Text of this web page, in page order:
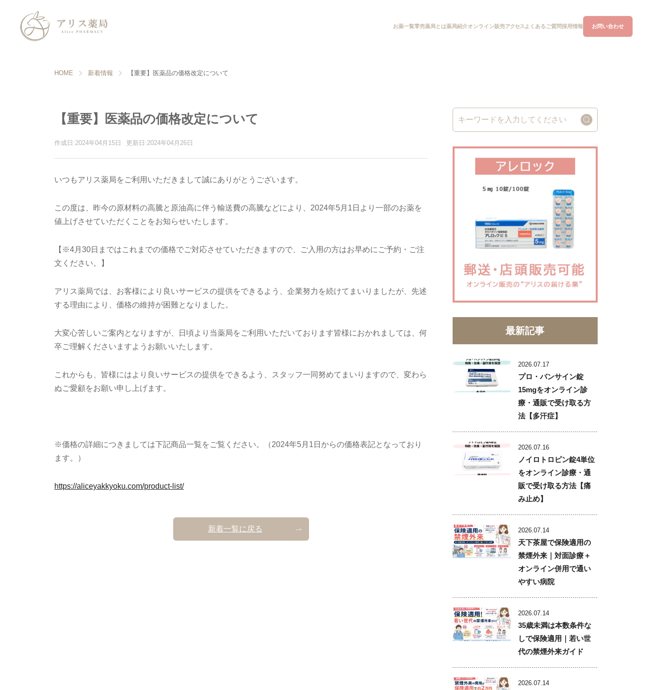
お薬一覧零売薬局とは薬局紹介オンライン販売アクセス よくあるご質問採用情報 お問い合わせ
HOME 新着情報 【重要】医薬品の価格改定について
【重要】医薬品の価格改定について
作成日:2024年04月15日 更新日:2024年04月26日
いつもアリス薬局をご利用いただきまして誠にありがとうございます。
この度は、昨今の原材料の高騰と原油高に伴う輸送費の高騰などにより、2024年5月1日より一部のお薬を
値上げさせていただくことをお知らせいたします。
【※4月30日まではこれまでの価格でご対応させていただきますので、ご入用の方はお早めにご予約・ご注
文ください。】
アリス薬局では、お客様により良いサービスの提供をできるよう、企業努力を続けてまいりましたが、先述
する理由により、価格の維持が困難となりました。
大変心苦しいご案内となりますが、日頃より当薬局をご利用いただいております皆様におかれましては、何
卒ご理解くださいますようお願いいたします。
これからも、皆様にはより良いサービスの提供をできるよう、スタッフ一同努めてまいりますので、変わら
ぬご愛顧をお願い申し上げます。
※価格の詳細につきましては下記商品一覧をご覧ください。（2024年5月1日からの価格表記となっており
ます。）
https://aliceyakkyoku.com/product-list/
新着一覧に戻る
最新記事
2026.07.17
プロ・バンサイン錠
15mgをオンライン診
療・通販で受け取る方
法【多汗症】
2026.07.16
ノイロトロピン錠4単位
をオンライン診療・通
販で受け取る方法【痛
み止め】
2026.07.14
天下茶屋で保険適用の
禁煙外来｜対面診療＋
オンライン併用で通い
やすい病院
2026.07.14
35歳未満は本数条件な
しで保険適用｜若い世
代の禁煙外来ガイド
2026.07.14